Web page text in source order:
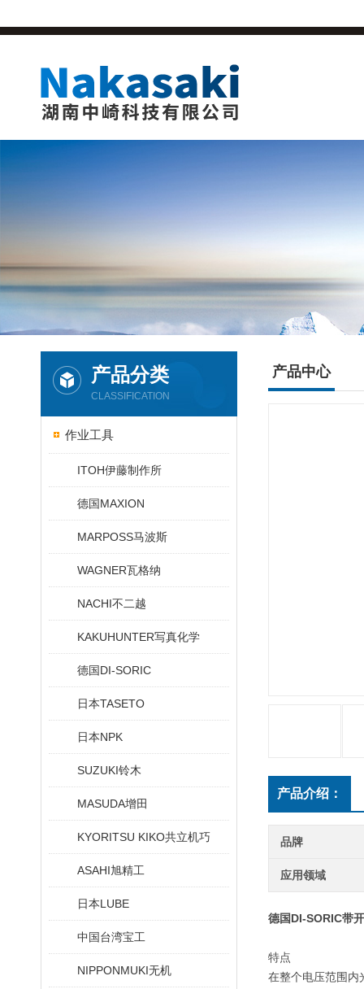
产品分类
CLASSIFICATION
作业工具
ITOH伊藤制作所
德国MAXION
MARPOSS马波斯
WAGNER瓦格纳
NACHI不二越
KAKUHUNTER写真化学
德国DI-SORIC
日本TASETO
日本NPK
SUZUKI铃木
MASUDA增田
KYORITSU KIKO共立机巧
ASAHI旭精工
日本LUBE
中国台湾宝工
NIPPONMUKI无机
产品中心
产品介绍：
品牌
应用领域
德国DI-SORIC带
特点
在整个电压范围内